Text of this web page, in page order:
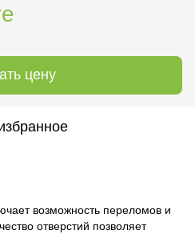
цену
возможность переломов и
отверстий позволяет